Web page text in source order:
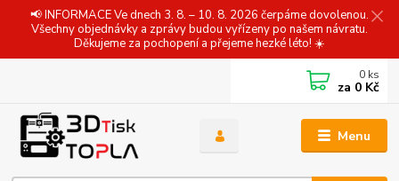
📢 INFORMACE Ve dnech 3. 8. – 10. 8. 2026 čerpáme dovolenou.
Všechny objednávky a zprávy budou vyřízeny po našem návratu.
Děkujeme za pochopení a přejeme hezké léto! ☀️
Menu
0 ks
za 0 Kč